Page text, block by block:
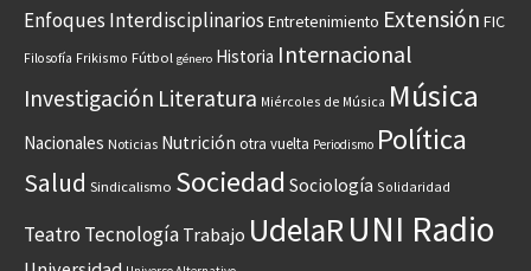
Enfoques Interdisciplinarios Entretenimiento Extensión FIC
Filosofía Frikismo Fútbol género Historia Internacional
Investigación Literatura Miércoles de Música Música
Nacionales Noticias Nutrición otra vuelta Periodismo Política
Salud Sindicalismo Sociedad Sociología Solidaridad
Teatro Tecnología Trabajo UdelaRUNI Radio